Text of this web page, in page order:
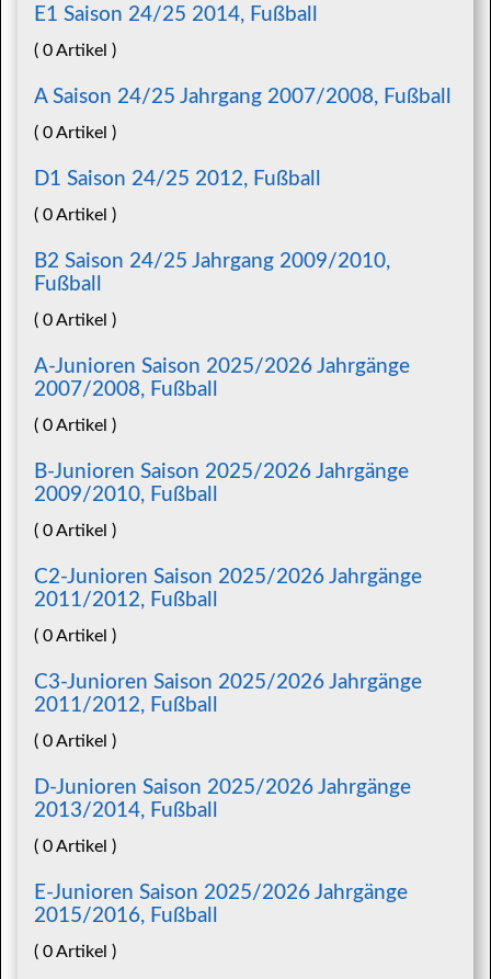
E1 Saison 24/25 2014, Fußball
( 0 Artikel )
A Saison 24/25 Jahrgang 2007/2008, Fußball
( 0 Artikel )
D1 Saison 24/25 2012, Fußball
( 0 Artikel )
B2 Saison 24/25 Jahrgang 2009/2010,
Fußball
( 0 Artikel )
A-Junioren Saison 2025/2026 Jahrgänge
2007/2008, Fußball
( 0 Artikel )
B-Junioren Saison 2025/2026 Jahrgänge
2009/2010, Fußball
( 0 Artikel )
C2-Junioren Saison 2025/2026 Jahrgänge
2011/2012, Fußball
( 0 Artikel )
C3-Junioren Saison 2025/2026 Jahrgänge
2011/2012, Fußball
( 0 Artikel )
D-Junioren Saison 2025/2026 Jahrgänge
2013/2014, Fußball
( 0 Artikel )
E-Junioren Saison 2025/2026 Jahrgänge
2015/2016, Fußball
( 0 Artikel )